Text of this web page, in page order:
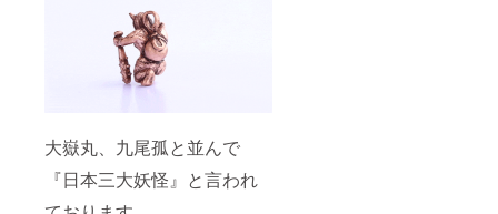
大嶽丸、九尾孤と並んで
『日本三大妖怪』と言われ